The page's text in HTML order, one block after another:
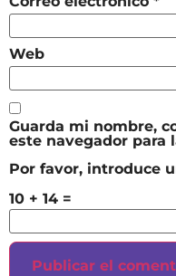
Web
Guarda mi nombre,
este navegador para
Por favor, introduce
10 + 14 =